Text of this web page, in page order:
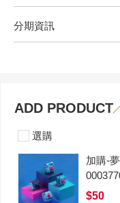
分期資訊
ADD PRODUCT
選購
加購-
$50